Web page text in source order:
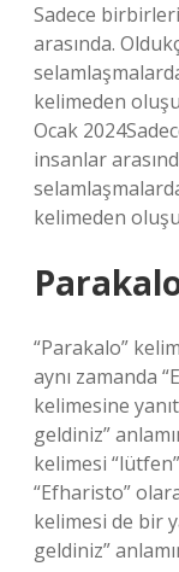
Sadece
arasında.
kelimeden
Ocak
insanlar
kelimeden
“Parakalo”
aynı zamanda
kelimesine
geldiniz”
kelimesi
“Efharisto”
kelimesi de bir
geldiniz”